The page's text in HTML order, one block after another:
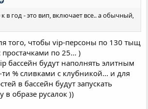
в год - это вип, включает все.. а обычный,
того, чтобы vip-персоны по 130 тыщ
простачками по 25... )
бассейн будут наполнять элитным
% сливками с клубникой... и для
в бассейн будут запускать
в образе русалок ))